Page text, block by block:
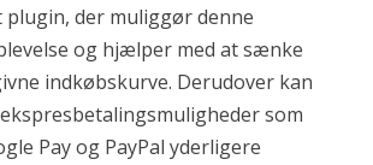
plugin, der muliggør denne
og hjælper med at sænke
indkøbskurve. Derudover kan
som
Pay og PayPal yderligere